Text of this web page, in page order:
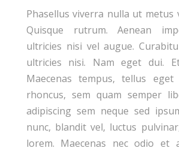
Phasellus viverra nulla ut metus
Quisque rutrum. Aenean
ultricies nisi vel augue.
ultricies nisi. Nam eget dui.
Maecenas tempus, tellus eget
rhoncus, sem quam semper
adipiscing sem neque sed
nunc, blandit vel, luctus
lorem. Maecenas nec odio et